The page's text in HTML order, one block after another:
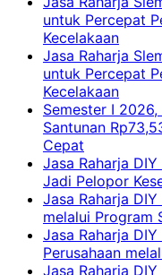
untuk Percepat
Kecelakaan
Jasa Raharja
untuk Percepat
Kecelakaan
Semester I
Santunan
Cepat
Jasa Raharja
Jadi Pelopor
Jasa Raharja
melalui Program
Jasa Raharja
Perusahaan
Jasa Raharja